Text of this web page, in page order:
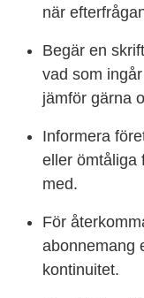
när
Begär en
vad som
jämför gärna
Informera
eller ömtåliga
med.
För
abonnemang
kontinuitet.